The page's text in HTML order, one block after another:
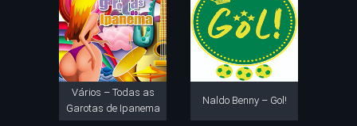
Vários – Todas as
Garotas de Ipanema
Naldo Benny – Gol!